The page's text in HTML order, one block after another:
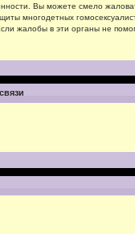
Вы можете смело
многодетных
жалобы в эти органы не